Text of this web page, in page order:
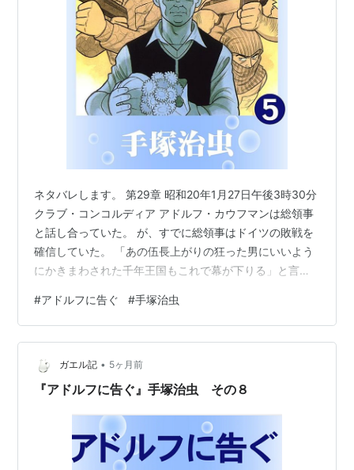
ネタバレします。 第29章 昭和20年1月27日午後3時30分
クラブ・コンコルディア アドルフ・カウフマンは総領事
と話し合っていた。 が、すでに総領事はドイツの敗戦を
確信していた。 「あの伍長上がりの狂った男にいいよう
にかきまわされた千年王国もこれで幕が下りる」と言い
話して逮捕させようとしたが電話は不通、東京は空襲を
受けていたのだ。 カウフマンは自分だけはナチス将校と
して誇り高く生きると誓う。 その直後、ひとりきりのエ
リザと出会いカウフマンは再び結婚を申し込み「そうす
れば君もアーリア人の資格が取れる」と伝える。 しかし
#アドルフに告ぐ #手塚治虫
ガエル記 • 5ヶ月前
『アドルフに告ぐ』手塚治虫 その８